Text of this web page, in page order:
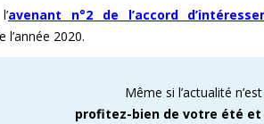
avenant n°2 de l’accord
l’année 2020.
Même si l’actualité
profitez-bien de votre été et